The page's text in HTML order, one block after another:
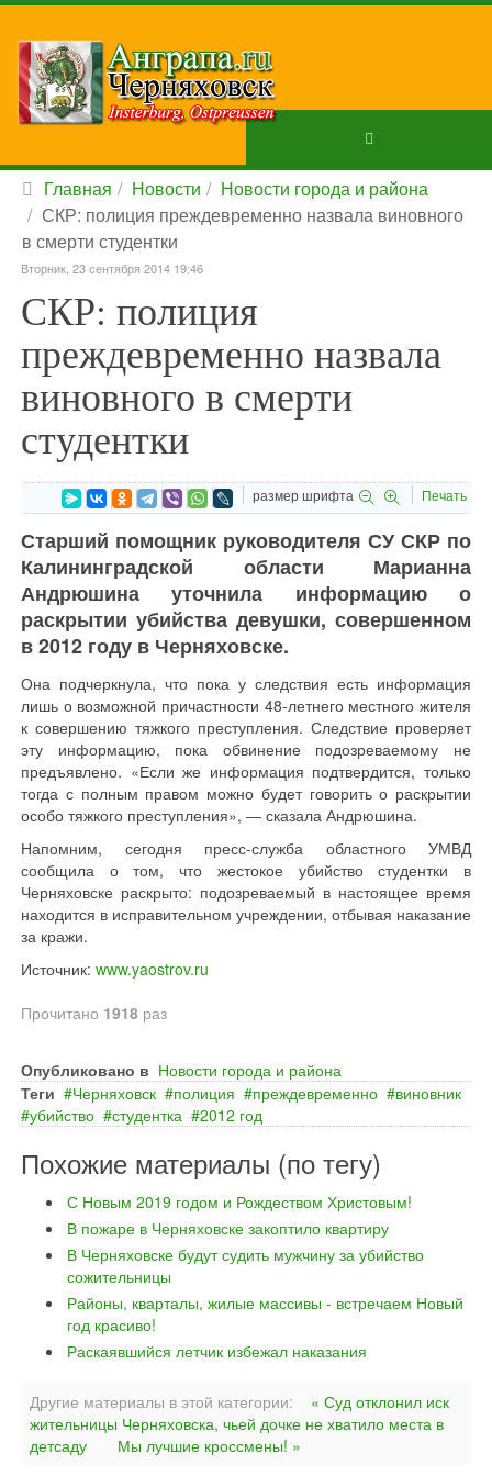
Главная Новости
Новости города и района
СКР: полиция преждевременно назвала виновного
в смерти студентки
Вторник, 23 сентября 2014 19:46
СКР: полиция
преждевременно назвала
виновного в смерти
студентки
размер шрифта Печать
Старший помощник руководителя СУ СКР по
Калининградской области Марианна
Андрюшина уточнила информацию о
раскрытии убийства девушки, совершенном
в 2012 году в Черняховске.
Она подчеркнула, что пока у следствия есть информация
лишь о возможной причастности 48-летнего местного жителя
к совершению тяжкого преступления. Следствие проверяет
эту информацию, пока обвинение подозреваемому не
предъявлено. «Если же информация подтвердится, только
тогда с полным правом можно будет говорить о раскрытии
особо тяжкого преступления», ― сказала Андрюшина.
Напомним, сегодня пресс-служба областного УМВД
сообщила о том, что жестокое убийство студентки в
Черняховске раскрыто: подозреваемый в настоящее время
находится в исправительном учреждении, отбывая наказание
за кражи.
Источник: www.yaostrov.ru
Прочитано 1918 раз
Опубликовано в Новости города и района
Теги
Черняховск полиция преждевременно
виновник
убийство
студентка 2012 год
Похожие материалы (по тегу)
С Новым 2019 годом и Рождеством Христовым!
В пожаре в Черняховске закоптило квартиру
В Черняховске будут судить мужчину за убийство
сожительницы
Районы, кварталы, жилые массивы - встречаем Новый
год красиво!
Раскаявшийся летчик избежал наказания
Другие материалы в этой категории:
« Суд отклонил иск
жительницы Черняховска, чьей дочке не хватило места в
детсаду
Мы лучшие кроссмены! »